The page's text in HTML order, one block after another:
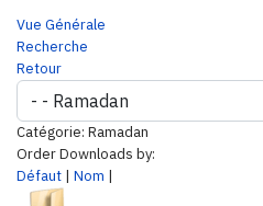
Vue Générale
Recherche
Retour
Catégorie: Ramadan
Order Downloads by:
Défaut | Nom |